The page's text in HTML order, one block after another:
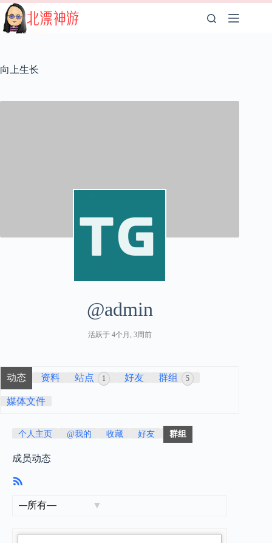
跳
至
内
向上生长
@admin
活跃于 4个月, 3周前
动态 资料 站点 1 好友 群组 5
媒体文件
个人主页 @我的 收藏 好友 群组
成员动态
阅